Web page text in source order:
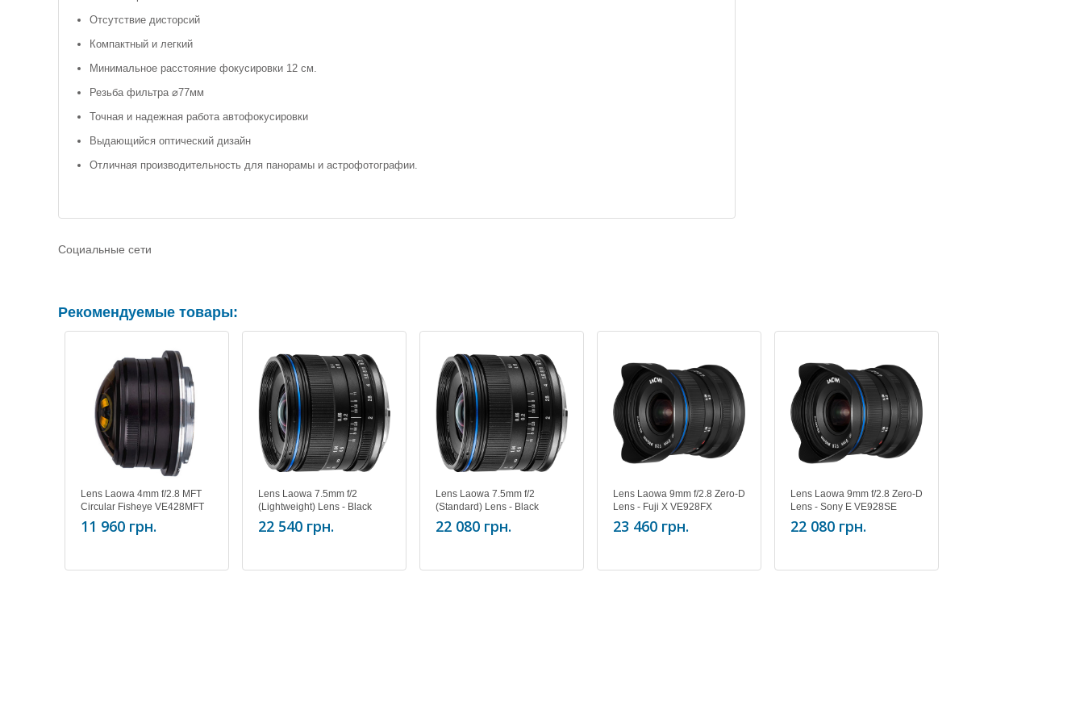
Отсутствие дисторсий
Компактный и легкий
Минимальное расстояние фокусировки 12 см.
Резьба фильтра ⌀77мм
Точная и надежная работа автофокусировки
Выдающийся оптический дизайн
Отличная производительность для панорамы и астрофотографии.
Социальные сети
Рекомендуемые товары:
Lens Laowa 4mm f/2.8 MFT
Circular Fisheye VE428MFT
11 960 грн.
Lens Laowa 7.5mm f/2
(Lightweight) Lens - Black
VE7520MFTLWBLK
22 540 грн.
Lens Laowa 7.5mm f/2
(Standard) Lens - Black
VE7520MFTSTBLK
22 080 грн.
Lens Laowa 9mm f/2.8 Zero-D
Lens - Fuji X VE928FX
23 460 грн.
Lens Laowa 9mm f/2.8 Zero-D
Lens - Sony E VE928SE
22 080 грн.